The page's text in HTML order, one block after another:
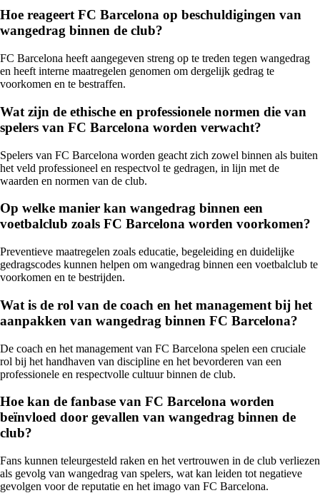
Hoe reageert FC Barcelona op beschuldigingen van
wangedrag binnen de club?
FC Barcelona heeft aangegeven streng op te treden tegen wangedrag
en heeft interne maatregelen genomen om dergelijk gedrag te
voorkomen en te bestraffen.
Wat zijn de ethische en professionele normen die van
spelers van FC Barcelona worden verwacht?
Spelers van FC Barcelona worden geacht zich zowel binnen als buiten
het veld professioneel en respectvol te gedragen, in lijn met de
waarden en normen van de club.
Op welke manier kan wangedrag binnen een
voetbalclub zoals FC Barcelona worden voorkomen?
Preventieve maatregelen zoals educatie, begeleiding en duidelijke
gedragscodes kunnen helpen om wangedrag binnen een voetbalclub te
voorkomen en te bestrijden.
Wat is de rol van de coach en het management bij het
aanpakken van wangedrag binnen FC Barcelona?
De coach en het management van FC Barcelona spelen een cruciale
rol bij het handhaven van discipline en het bevorderen van een
professionele en respectvolle cultuur binnen de club.
Hoe kan de fanbase van FC Barcelona worden
beïnvloed door gevallen van wangedrag binnen de
club?
Fans kunnen teleurgesteld raken en het vertrouwen in de club verliezen
als gevolg van wangedrag van spelers, wat kan leiden tot negatieve
gevolgen voor de reputatie en het imago van FC Barcelona.